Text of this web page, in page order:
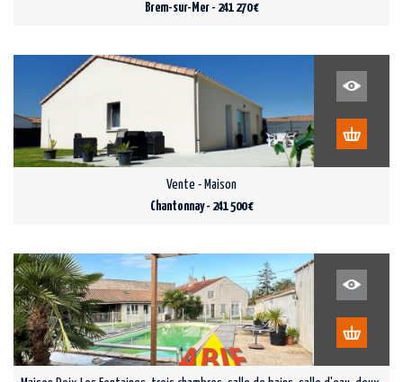
Brem-sur-Mer - 241 270 €
Vente - Maison
Chantonnay - 241 500 €